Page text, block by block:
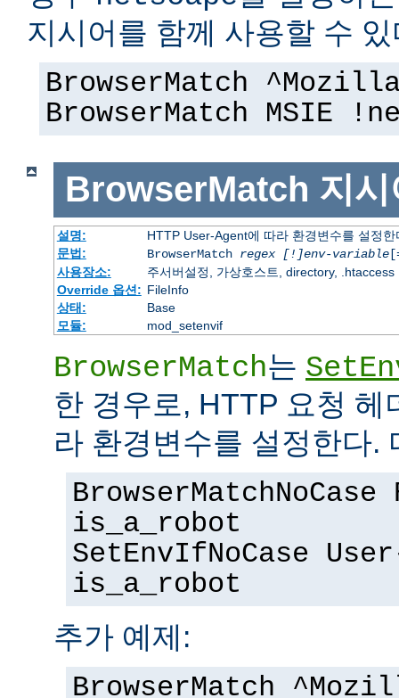
지시어를 함께 사용할 수 있
BrowserMatch
BrowserMatch MSIE
BrowserMatch 지시
설명:
HTTP User-Agent에 따라 환경변수를 설정한
문법:
BrowserMatch regex [!]env-variable
사용장소:
주서버설정, 가상호스트, directory, .htaccess
Override 옵션: FileInfo
상태:
Base
모듈:
mod_setenvif
BrowserMatch는
한 경우로, HTTP 요청
라 환경변수를 설정한다.
BrowserMatchNoCase
is_a_robot
SetEnvIfNoCase
is_a_robot
추가 예제:
BrowserMatch